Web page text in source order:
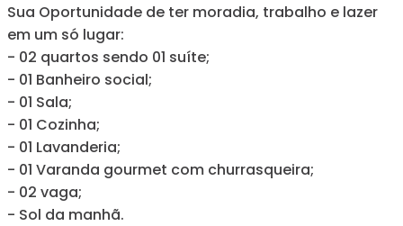
Sua Oportunidade de ter moradia, trabalho e lazer
em um só lugar:
- 02 quartos sendo 01 suíte;
- 01 Banheiro social;
- 01 Sala;
- 01 Cozinha;
- 01 Lavanderia;
- 01 Varanda gourmet com churrasqueira;
- 02 vaga;
- Sol da manhã.